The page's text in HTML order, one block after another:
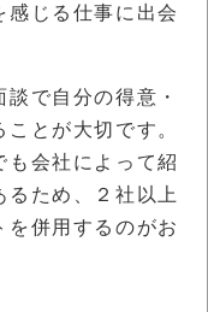
感じる仕事に出会
で自分の得意・
とが大切です。
も会社によって紹
ため、２社以上
を併用するのがお